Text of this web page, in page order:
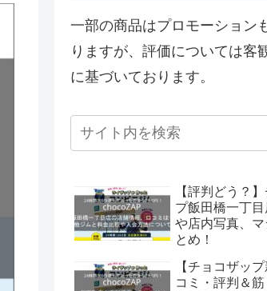
一部の商品はプロモーション
りますが、評価については客
に基づいております。
【評判どう？
プ飯田橋一丁目
や店内写真、マ
とめ！
【チョコザッ
コミ・評判＆